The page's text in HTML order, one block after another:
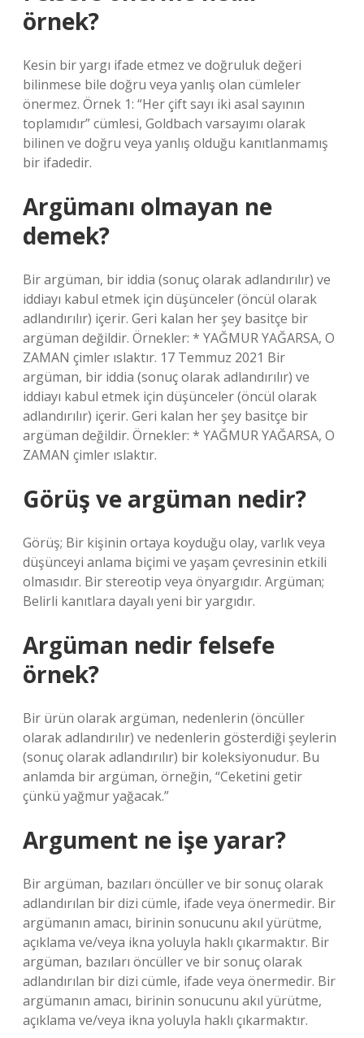
örnek?
Kesin bir yargı ifade etmez ve doğruluk değeri
bilinmese bile doğru veya yanlış olan cümleler
önermez. Örnek 1: “Her çift sayı iki asal sayının
toplamıdır” cümlesi, Goldbach varsayımı olarak
bilinen ve doğru veya yanlış olduğu kanıtlanmamış
bir ifadedir.
Argümanı olmayan ne
demek?
Bir argüman, bir iddia (sonuç olarak adlandırılır) ve
iddiayı kabul etmek için düşünceler (öncül olarak
adlandırılır) içerir. Geri kalan her şey basitçe bir
argüman değildir. Örnekler: * YAĞMUR YAĞARSA, O
ZAMAN çimler ıslaktır. 17 Temmuz 2021 Bir
argüman, bir iddia (sonuç olarak adlandırılır) ve
iddiayı kabul etmek için düşünceler (öncül olarak
adlandırılır) içerir. Geri kalan her şey basitçe bir
argüman değildir. Örnekler: * YAĞMUR YAĞARSA, O
ZAMAN çimler ıslaktır.
Görüş ve argüman nedir?
Görüş; Bir kişinin ortaya koyduğu olay, varlık veya
düşünceyi anlama biçimi ve yaşam çevresinin etkili
olmasıdır. Bir stereotip veya önyargıdır. Argüman;
Belirli kanıtlara dayalı yeni bir yargıdır.
Argüman nedir felsefe
örnek?
Bir ürün olarak argüman, nedenlerin (öncüller
olarak adlandırılır) ve nedenlerin gösterdiği şeylerin
(sonuç olarak adlandırılır) bir koleksiyonudur. Bu
anlamda bir argüman, örneğin, “Ceketini getir
çünkü yağmur yağacak.”
Argument ne işe yarar?
Bir argüman, bazıları öncüller ve bir sonuç olarak
adlandırılan bir dizi cümle, ifade veya önermedir. Bir
argümanın amacı, birinin sonucunu akıl yürütme,
açıklama ve/veya ikna yoluyla haklı çıkarmaktır. Bir
argüman, bazıları öncüller ve bir sonuç olarak
adlandırılan bir dizi cümle, ifade veya önermedir. Bir
argümanın amacı, birinin sonucunu akıl yürütme,
açıklama ve/veya ikna yoluyla haklı çıkarmaktır.